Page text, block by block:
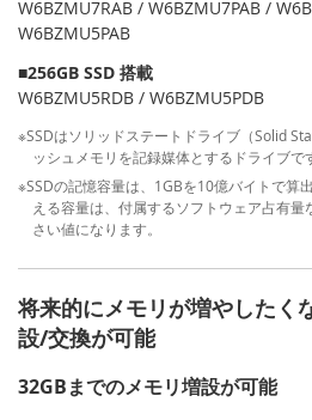
W6BZMU7RAB / W6BZMU7PAB /
W6BZMU5PAB
■256GB SSD 搭載
W6BZMU5RDB / W6BZMU5PDB
※SSDはソリッドステートドライブ（Solid
ッシュメモリを記録媒体とするドライブで
※SSDの記憶容量は、1GBを10億バイトで算
える容量は、付属するソフトウェア占有
さい値になります。
将来的にメモリが増やしたく
設/交換が可能
32GBまでのメモリ増設が可能